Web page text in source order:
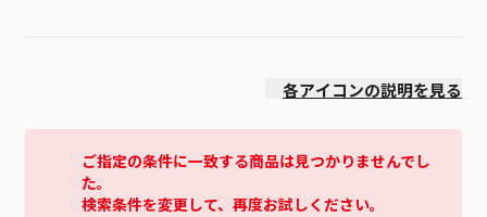
各アイコンの説明を見る
ご指定の条件に一致する商品は見つかりませんでし
た。
検索条件を変更して、再度お試しください。